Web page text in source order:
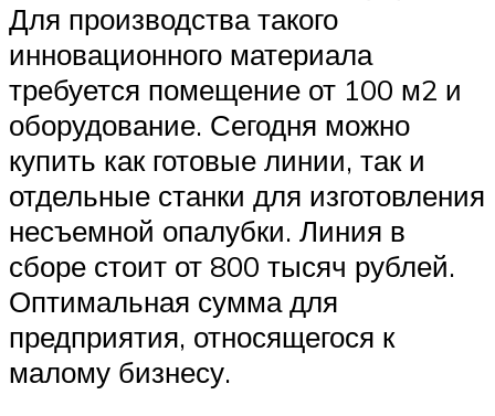
Для производства такого
инновационного материала
требуется помещение от 100 м2 и
оборудование. Сегодня можно
купить как готовые линии, так и
отдельные станки для изготовления
несъемной опалубки. Линия в
сборе стоит от 800 тысяч рублей.
Оптимальная сумма для
предприятия, относящегося к
малому бизнесу.